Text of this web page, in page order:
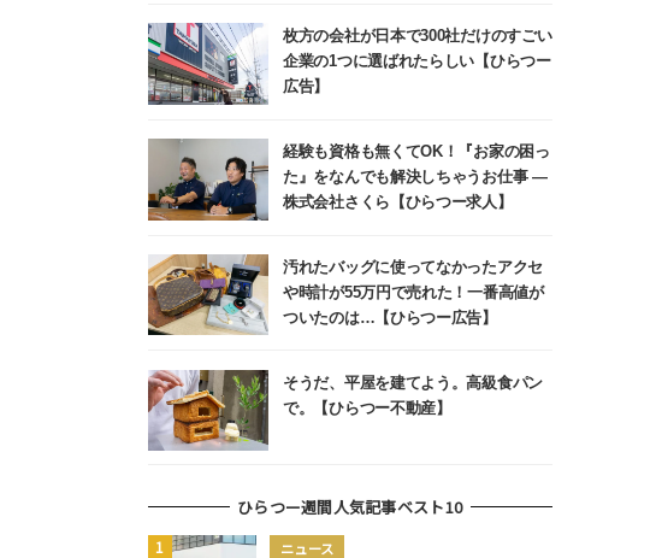
枚方の会社が日本で300社だけのすごい
企業の1つに選ばれたらしい【ひらつー
広告】
経験も資格も無くてOK！『お家の困っ
た』をなんでも解決しちゃうお仕事 ―
株式会社さくら【ひらつー求人】
汚れたバッグに使ってなかったアクセ
や時計が55万円で売れた！一番高値が
ついたのは…【ひらつー広告】
そうだ、平屋を建てよう。高級食パン
で。【ひらつー不動産】
ひらつー週間人気記事ベスト10
ニュース